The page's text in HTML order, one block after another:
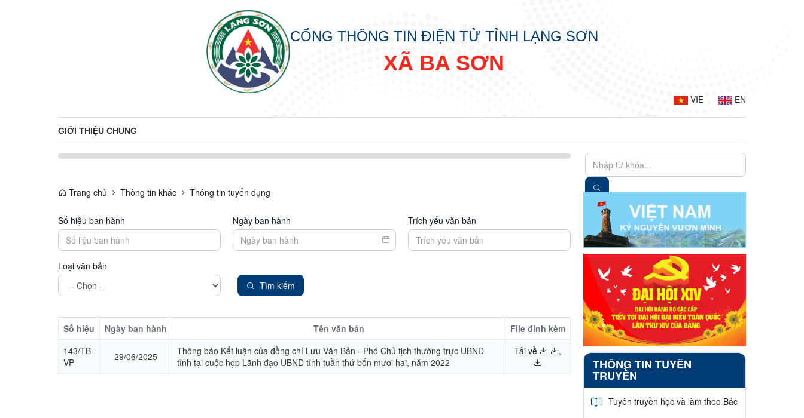
CỔNG THÔNG TIN ĐIỆN TỬ TỈNH LẠNG SƠN
XÃ BA SƠN
VIE EN
GIỚI THIỆU CHUNG
Trang chủ Thông tin khác Thông tin tuyển dụng
Số hiệu ban hành Ngày ban hành Trích yếu văn bản
Loại văn bản
Tìm kiếm
Số hiệu Ngày ban hành Tên văn bản
File đính kèm
143/TB-
VP
29/06/2025
Thông báo Kết luận của đồng chí Lưu Văn Bản - Phó Chủ tịch thường trực UBND
tỉnh tại cuộc họp Lãnh đạo UBND tỉnh tuần thứ bốn mươi hai, năm 2022
Tải về ,
THÔNG TIN TUYÊN
TRUYỀN
Tuyên truyền học và làm theo Bác